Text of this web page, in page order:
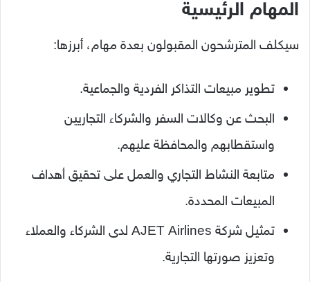
المهام الرئيسية
سيكلف المترشحون المقبولون بعدة مهام، أبرزها:
تطوير مبيعات التذاكر الفردية والجماعية.
البحث عن وكالات السفر والشركاء التجاريين
واستقطابهم والمحافظة عليهم.
متابعة النشاط التجاري والعمل على تحقيق أهداف
المبيعات المحددة.
تمثيل شركة AJET Airlines لدى الشركاء والعملاء
وتعزيز صورتها التجارية.